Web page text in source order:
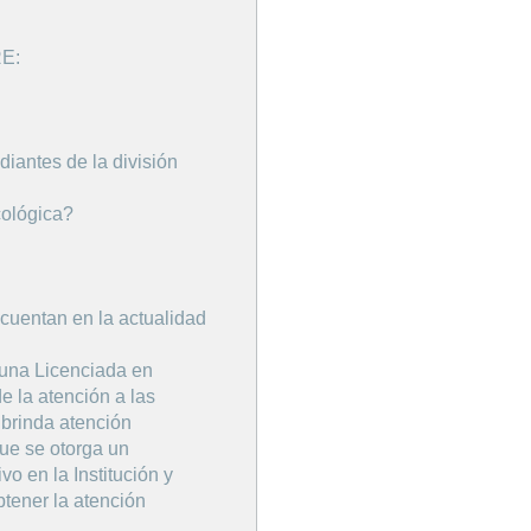
de la división
en la actualidad
Licenciada en
la atención a las
atención
se otorga un
en la Institución y
la atención